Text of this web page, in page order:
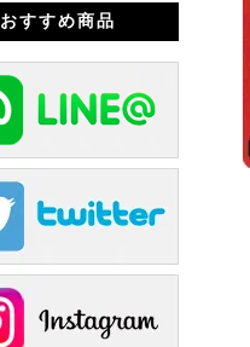
おすすめ商品